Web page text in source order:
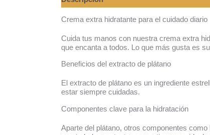
Crema extra hidratante para el cuidado diario
Cuida tus manos con nuestra crema extra
que encanta a todos. Lo que más gusta es
Beneficios del extracto de plátano
El extracto de plátano es un ingrediente
estar siempre cuidadas.
Componentes clave para la hidratación
Aparte del plátano, otros componentes